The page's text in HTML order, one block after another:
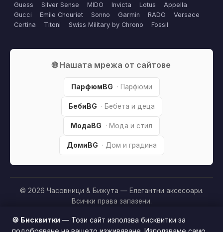
Guess
Silver Sense MIDO Invicta Lotus
Appella
Gucci
Emile Chouriet Sonno Garmin RADO
Versace
Certina
Titoni Swiss Military by Chrono Fossil
🌐 Нашата мрежа от сайтове
ПарфюмBG · Парфюми
БебиBG · Бебета и деца
МодаBG · Мода и стил
ДомиBG · Дом и градина
© 2026 Часовници & Бижута — Елегантни аксесоари.
Всички права запазени.
Партньорско разкриване:
Този сайт е независим и
съдържа партньорски (affiliate) линкове. Когато купите
🍪 Бисквитки — Този сайт използва бисквитки за